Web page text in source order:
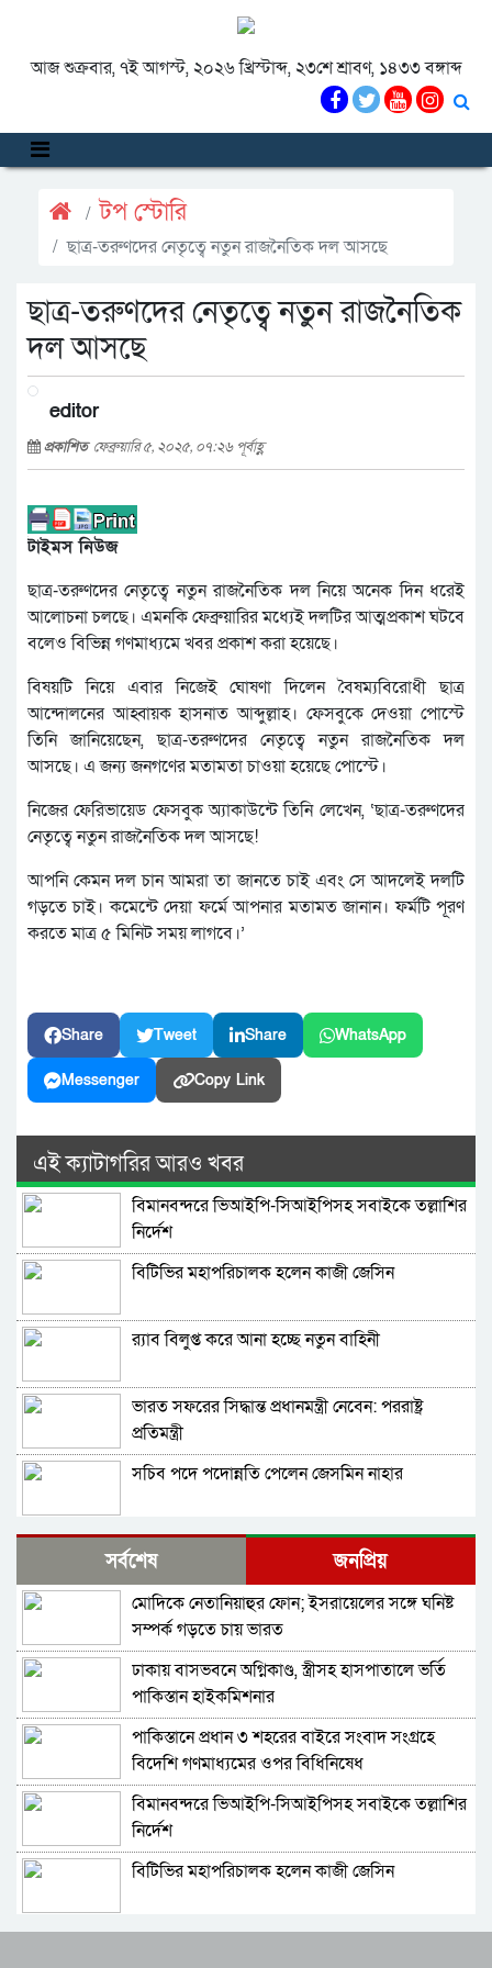
আজ শুক্রবার, ৭ই আগস্ট, ২০২৬ খ্রিস্টাব্দ, ২৩শে শ্রাবণ, ১৪৩৩ বঙ্গাব্দ
টপ স্টোরি
ছাত্র-তরুণদের নেতৃত্বে নতুন রাজনৈতিক দল আসছে
ছাত্র-তরুণদের নেতৃত্বে নতুন রাজনৈতিক
দল আসছে
editor
প্রকাশিত ফেব্রুয়ারি ৫, ২০২৫, ০৭:২৬ পূর্বাহ্ণ
টাইমস নিউজ
ছাত্র-তরুণদের নেতৃত্বে নতুন রাজনৈতিক দল নিয়ে অনেক দিন ধরেই
আলোচনা চলছে। এমনকি ফেব্রুয়ারির মধ্যেই দলটির আত্মপ্রকাশ ঘটবে
বলেও বিভিন্ন গণমাধ্যমে খবর প্রকাশ করা হয়েছে।
বিষয়টি নিয়ে এবার নিজেই ঘোষণা দিলেন বৈষম্যবিরোধী ছাত্র
আন্দোলনের আহ্বায়ক হাসনাত আব্দুল্লাহ। ফেসবুকে দেওয়া পোস্টে
তিনি জানিয়েছেন, ছাত্র-তরুণদের নেতৃত্বে নতুন রাজনৈতিক দল
আসছে। এ জন্য জনগণের মতামতা চাওয়া হয়েছে পোস্টে।
নিজের ফেরিভায়েড ফেসবুক অ্যাকাউন্টে তিনি লেখেন, ‘ছাত্র-তরুণদের
নেতৃত্বে নতুন রাজনৈতিক দল আসছে!
আপনি কেমন দল চান আমরা তা জানতে চাই এবং সে আদলেই দলটি
গড়তে চাই। কমেন্টে দেয়া ফর্মে আপনার মতামত জানান। ফর্মটি পূরণ
করতে মাত্র ৫ মিনিট সময় লাগবে।’
Share Tweet Share WhatsApp
Messenger Copy Link
এই ক্যাটাগরির আরও খবর
বিমানবন্দরে ভিআইপি-সিআইপিসহ সবাইকে তল্লাশির
নির্দেশ
বিটিভির মহাপরিচালক হলেন কাজী জেসিন
র‍্যাব বিলুপ্ত করে আনা হচ্ছে নতুন বাহিনী
ভারত সফরের সিদ্ধান্ত প্রধানমন্ত্রী নেবেন: পররাষ্ট্র
প্রতিমন্ত্রী
সচিব পদে পদোন্নতি পেলেন জেসমিন নাহার
পুলিশের ৭ কর্মকর্তাকে বদলি
পাইপলাইনের মাধ্যমে ভারত থেকে আরও বেশি
ডিজেল চেয়েছি: জ্বালানিমন্ত্রী
যথাযোগ্য মর্যাদায় সিলেটে জুলাই গণঅভ্যুত্থান দিবস
পালিত
গাজীপুর-৫ আসনের সাবেক এমপি আখতারুজ্জামান
গ্রেপ্তার
শেখ হাসিনাকে কথা বলতে দেওয়া দুই দেশের
সম্পর্কের জন্য ক্ষতিকর: পররাষ্ট্র মন্ত্রণালয়
শেখ হাসিনার বক্তব্য প্রচারে নিষেধাজ্ঞার যৌক্তিকতা
সর্বশেষ জনপ্রিয়
মোদিকে নেতানিয়াহুর ফোন; ইসরায়েলের সঙ্গে ঘনিষ্ট
সম্পর্ক গড়তে চায় ভারত
ঢাকায় বাসভবনে অগ্নিকাণ্ড, স্ত্রীসহ হাসপাতালে ভর্তি
পাকিস্তান হাইকমিশনার
পাকিস্তানে প্রধান ৩ শহরের বাইরে সংবাদ সংগ্রহে
বিদেশি গণমাধ্যমের ওপর বিধিনিষেধ
বিমানবন্দরে ভিআইপি-সিআইপিসহ সবাইকে তল্লাশির
নির্দেশ
বিটিভির মহাপরিচালক হলেন কাজী জেসিন
র‍্যাব বিলুপ্ত করে আনা হচ্ছে নতুন বাহিনী